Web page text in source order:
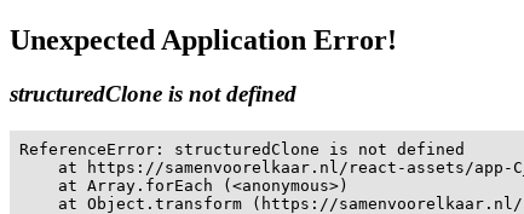
Unexpected Application Error!
structuredClone is not defined
ReferenceError: structuredClone is not defined
at https://samenvoorelkaar.nl/react-assets/app-
    at Array.forEach (<anonymous>)
at Object.transform (https://